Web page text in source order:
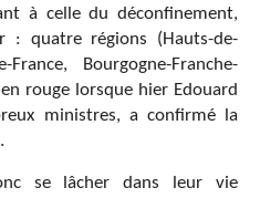
à celle du déconfinement,
quatre régions (Hauts-de-
Bourgogne-Franche-
rouge lorsque hier Edouard
ministres, a confirmé la
se lâcher dans leur vie